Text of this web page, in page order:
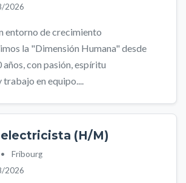
2026
entorno de crecimiento
la "Dimensión Humana" desde
años, con pasión, espíritu
en equipo....
(H/M)
•
Fribourg
2026